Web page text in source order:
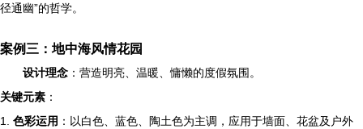
径通幽”的哲学。
案例三：地中海风情花园
设计理念 ：营造明亮、温暖、慵懒的度假氛围。
关键元素 ：
1. 色彩运用 ：以白色、蓝色、陶土色为主调，应用于墙面、花盆及户外